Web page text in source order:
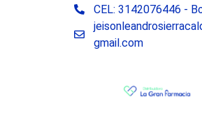
CEL: 3142076446 -
gmail.com